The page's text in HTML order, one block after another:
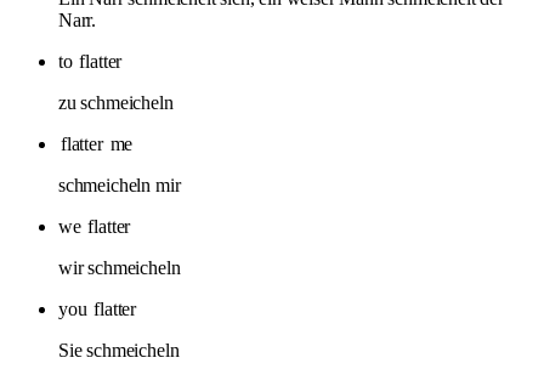
Narr.
to flatter
zu schmeicheln
flatter me
schmeicheln mir
we flatter
wir schmeicheln
you flatter
Sie schmeicheln